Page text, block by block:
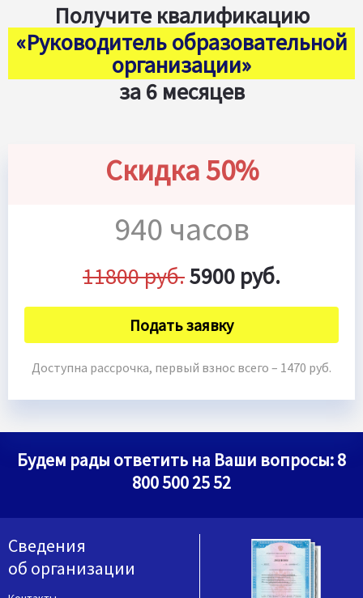
Получите квалификацию
«Руководитель образовательной
организации»
за 6 месяцев
Скидка 50%
940 часов
11800 руб.5900 руб.
Подать заявку
Доступна рассрочка, первый взнос всего – 1470 руб.
Будем рады ответить на Ваши вопросы:8
800 500 25 52
Сведения
об организации